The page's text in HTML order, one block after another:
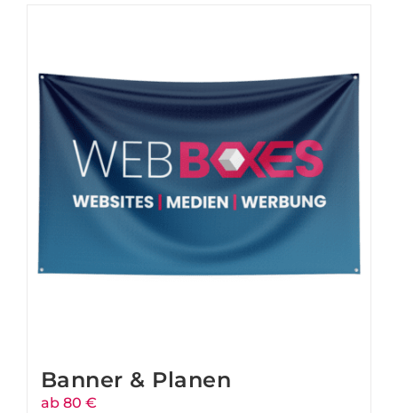
Banner & Planen
ab 80 €